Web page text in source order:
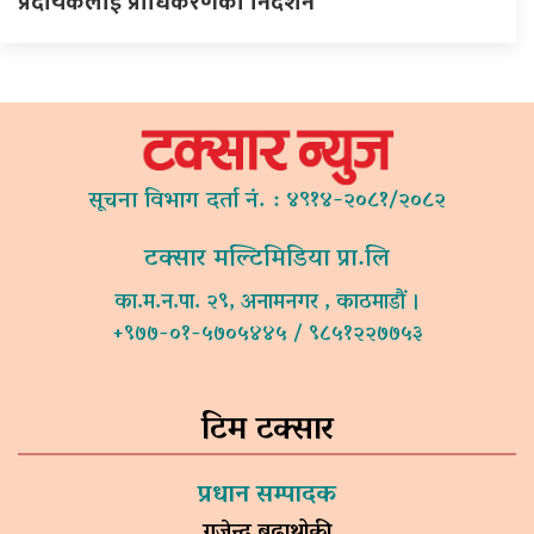
सूचना विभाग दर्ता नं. : ४९१४-२०८१/२०८२
टक्सार मल्टिमिडिया प्रा.लि
का.म.न.पा. २९, अनामनगर , काठमाडौं ।
+९७७-०१-५७०५४४५ / ९८५१२२७७५३
टिम टक्सार
प्रधान सम्पादक